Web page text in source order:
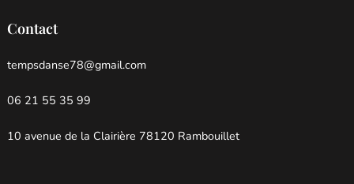
Contact
tempsdanse78@gmail.com
06 21 55 35 99
10 avenue de la Clairière 78120 Rambouillet